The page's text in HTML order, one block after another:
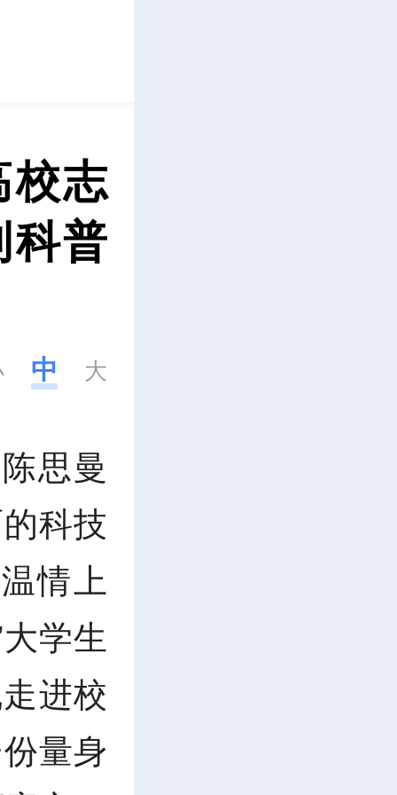
校志
科普
中 大
思曼
科技
情上
学生
进校
份量身